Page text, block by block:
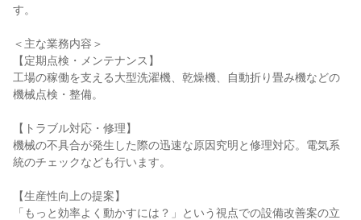
す。
＜主な業務内容＞
【定期点検・メンテナンス】
工場の稼働を支える大型洗濯機、乾燥機、自動折り畳み機などの
機械点検・整備。
【トラブル対応・修理】
機械の不具合が発生した際の迅速な原因究明と修理対応。電気系
統のチェックなども行います。
【生産性向上の提案】
「もっと効率よく動かすには？」という視点での設備改善案の立